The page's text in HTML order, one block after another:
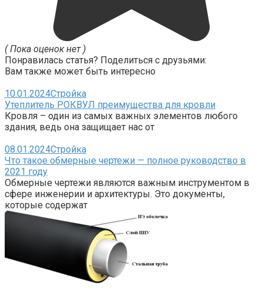
( Пока оценок нет )
Понравилась статья? Поделиться с друзьями:
Вам также может быть интересно
10.01.2024Стройка
Утеплитель РОКВУЛ преимущества для кровли
Кровля – один из самых важных элементов любого
здания, ведь она защищает нас от
08.01.2024Стройка
Что такое обмерные чертежи — полное руководство в
2021 году
Обмерные чертежи являются важным инструментом в
сфере инженерии и архитектуры. Это документы,
которые содержат